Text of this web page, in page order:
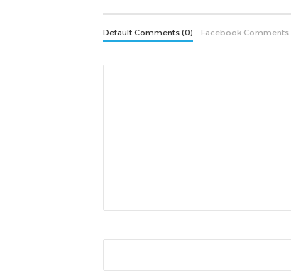
Default Comments (0) Facebook Comments